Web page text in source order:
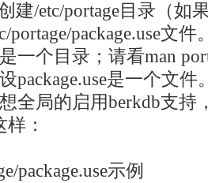
建/etc/portage目录（如
portage/package.use文
一个目录；请看man
package.use是一个文件
全局的启用berkdb支持
：
package.use示例